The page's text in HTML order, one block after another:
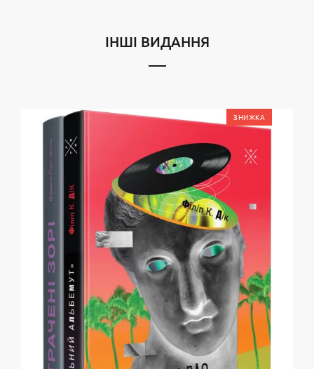
ІНШІ ВИДАННЯ
ЗНИЖКА